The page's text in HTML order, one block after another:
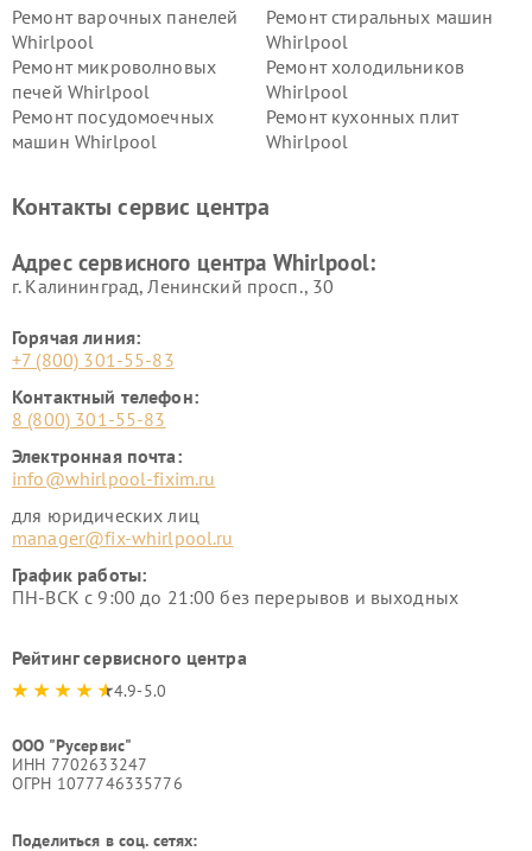
Ремонт варочных панелей
Whirlpool
Ремонт стиральных машин
Whirlpool
Ремонт микроволновых
печей Whirlpool
Ремонт холодильников
Whirlpool
Ремонт посудомоечных
машин Whirlpool
Ремонт кухонных плит
Whirlpool
Контакты сервис центра
Адрес сервисного центра Whirlpool:
г. Калининград, Ленинский просп., 30
Горячая линия:
+7 (800) 301-55-83
Контактный телефон:
8 (800) 301-55-83
Электронная почта:
info@whirlpool-fixim.ru
для юридических лиц
manager@fix-whirlpool.ru
График работы:
ПН-ВСК с 9:00 до 21:00 без перерывов и выходных
Рейтинг сервисного центра
4.9-5.0
ООО "Русервис"
ИНН 7702633247
ОГРН 1077746335776
Поделиться в соц. сетях: